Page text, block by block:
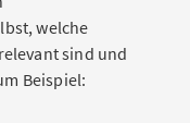
welche
sind und
Beispiel: